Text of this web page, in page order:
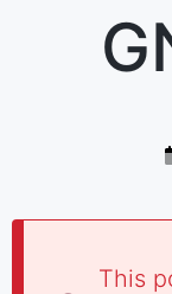
This